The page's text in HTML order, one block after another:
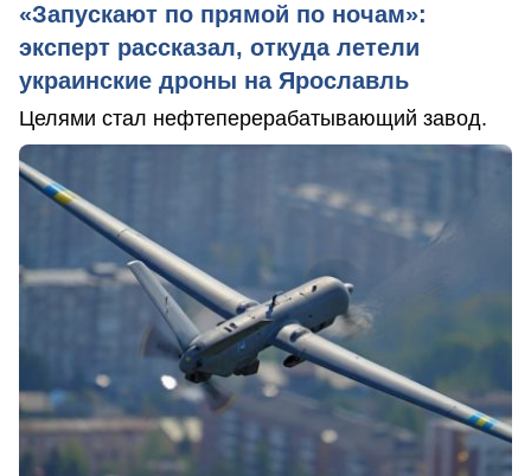
«Запускают по прямой по ночам»:
эксперт рассказал, откуда летели
украинские дроны на Ярославль
Целями стал нефтеперерабатывающий завод.